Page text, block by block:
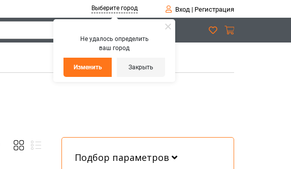
Не удалось определить
ваш город
Изменить Закрыть
Выберите город Вход| Регистрация
Подбор параметров